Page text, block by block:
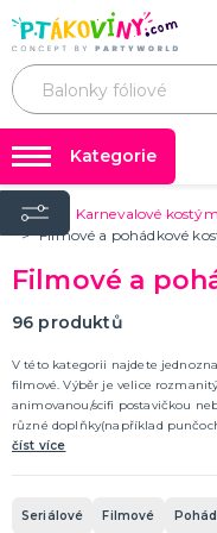
❤️ Rozlučky se
Dárky s potiskem
Nafukování balónků
Půjčovna kostýmů
Výzdoba na klíč
Tabulky velikostí
Kategorie
VALENTÝN
Valentýnské dekorace
Valentýnské kostýmy
DALŠÍ KATEGORIE
PÁLENÍ ČARODEJNIC
Čarodejnické klobouky
Čarodejnické pláště
Úvod
Karnevalové
Filmové a pohádkové
Filmové a
96 produktů
V této kategorii najdete
filmové. Výběr je velice
animovanou/scifi postavičkou
různé doplňky(například
Vám zaručíme 1. místo v
číst více
Seriálové Filmové